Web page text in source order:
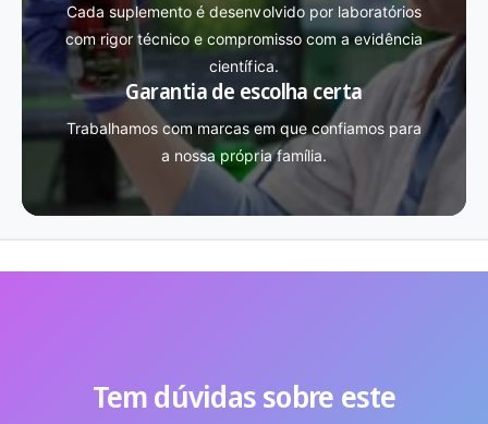
Cada suplemento é desenvolvido por laboratórios
com rigor técnico e compromisso com a evidência
científica.
Garantia de escolha certa
Trabalhamos com marcas em que confiamos para
a nossa própria família.
Tem dúvidas sobre este